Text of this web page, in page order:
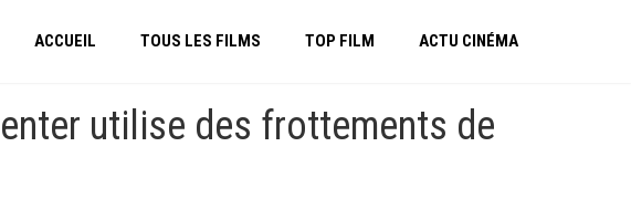
ACCUEIL TOUS LES FILMS TOP FILM ACTU CINÉMA
utilise des frottements de